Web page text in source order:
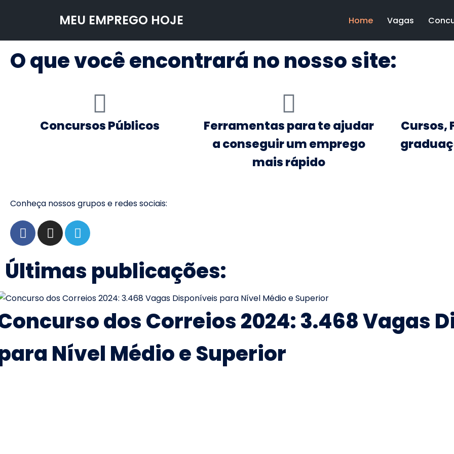
para
o
conteúdo
MEU EMPREGO HOJE Home Vagas
O que você encontrará no nosso site:
Concursos Públicos
Ferramentas para te ajudar
a conseguir um emprego
mais rápido
Cursos,
Conheça nossos grupos e redes sociais:
Últimas publicações:
dos Correios 2024: 3.468 Vagas
Nível Médio e Superior